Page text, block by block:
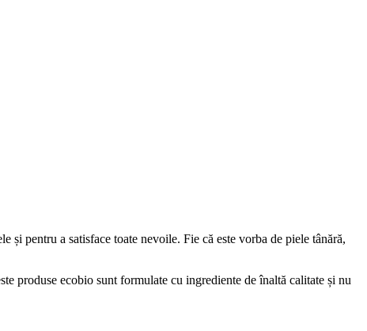
și pentru a satisface toate nevoile. Fie că este vorba de piele tânără,
produse ecobio sunt formulate cu ingrediente de înaltă calitate și nu